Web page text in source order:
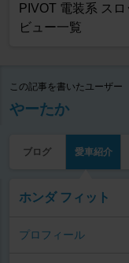
PIVOT 電装系 ス
ビュー一覧
この記事を書いたユーザー
やーたか
ブログ 愛車紹介
ホンダ フィット
プロフィール